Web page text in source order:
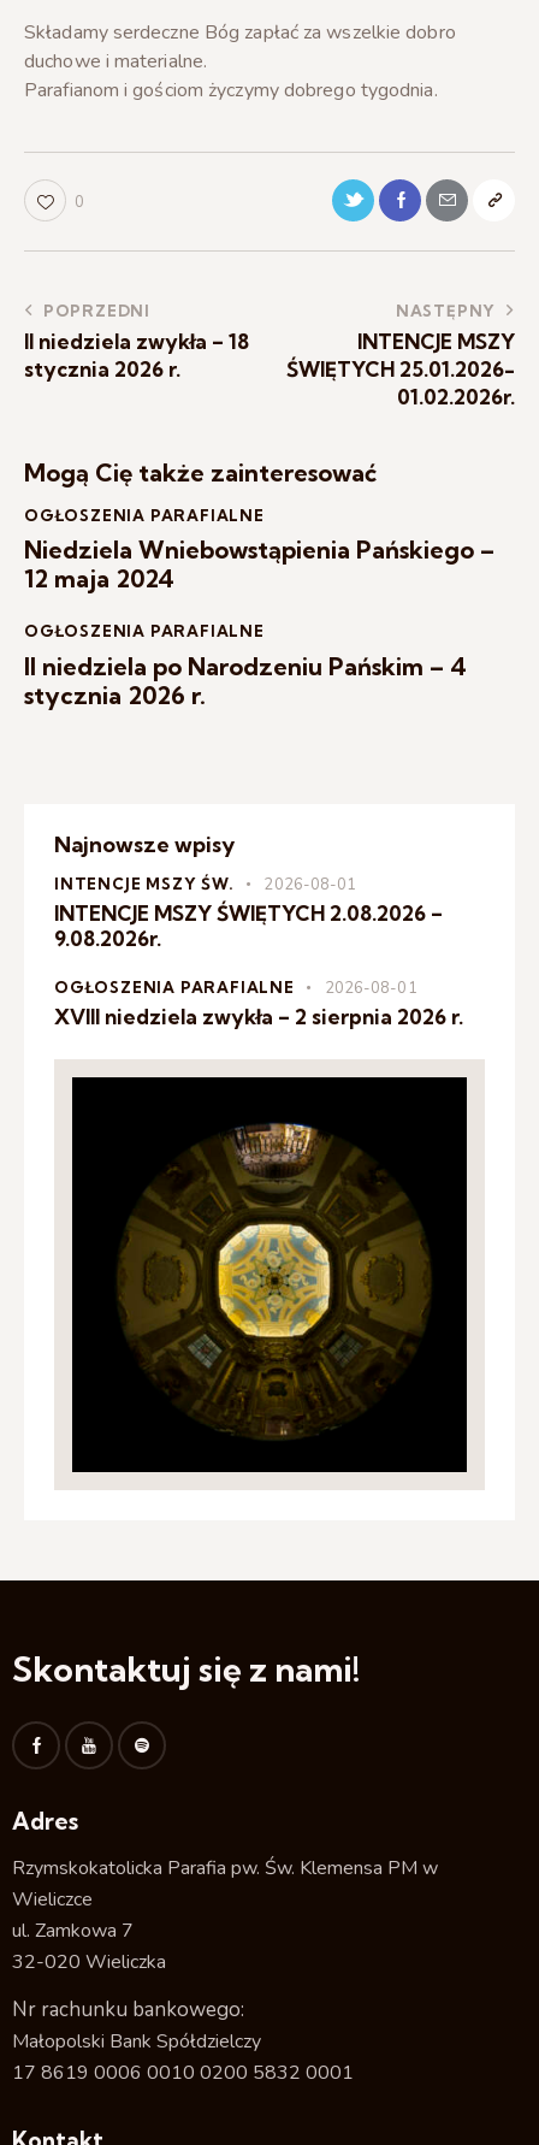
Składamy serdeczne Bóg zapłać za wszelkie dobro
duchowe i materialne.
Parafianom i gościom życzymy dobrego tygodnia.
0
POPRZEDNI
II niedziela zwykła – 18
stycznia 2026 r.
NASTĘPNY
INTENCJE MSZY
ŚWIĘTYCH 25.01.2026-
01.02.2026r.
Mogą Cię także zainteresować
OGŁOSZENIA PARAFIALNE
Niedziela Wniebowstąpienia Pańskiego –
12 maja 2024
OGŁOSZENIA PARAFIALNE
II niedziela po Narodzeniu Pańskim – 4
stycznia 2026 r.
Najnowsze wpisy
INTENCJE MSZY ŚW. 2026-08-01
INTENCJE MSZY ŚWIĘTYCH 2.08.2026 –
9.08.2026r.
OGŁOSZENIA PARAFIALNE 2026-08-01
XVIII niedziela zwykła – 2 sierpnia 2026 r.
Skontaktuj się z nami!
Adres
Rzymskokatolicka Parafia pw. Św. Klemensa PM w
Wieliczce
ul. Zamkowa 7
32-020 Wieliczka
Nr rachunku bankowego:
Małopolski Bank Spółdzielczy
17 8619 0006 0010 0200 5832 0001